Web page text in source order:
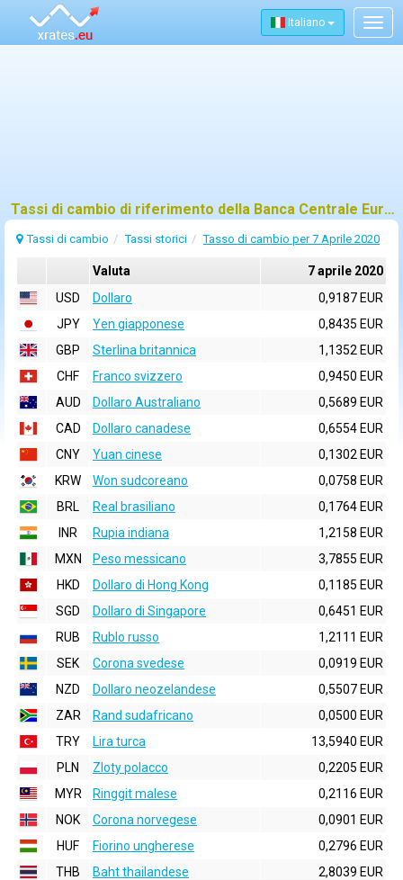
Italiano
Tassi di cambio di riferimento della Banca Centrale Europea (BCE) per 7 aprile 2020
Tassi di cambio Tassi storici Tasso di cambio per 7 Aprile 2020
Valuta
7 aprile 2020
USD
Dollaro
0,9187 EUR
JPY
Yen giapponese
0,8435 EUR
GBP
Sterlina britannica
1,1352 EUR
CHF
Franco svizzero
0,9450 EUR
AUD
Dollaro Australiano
0,5689 EUR
CAD
Dollaro canadese
0,6554 EUR
CNY
Yuan cinese
0,1302 EUR
KRW
Won sudcoreano
0,0758 EUR
BRL
Real brasiliano
0,1764 EUR
INR
Rupia indiana
1,2158 EUR
MXN
Peso messicano
3,7855 EUR
HKD
Dollaro di Hong Kong
0,1185 EUR
SGD
Dollaro di Singapore
0,6451 EUR
RUB
Rublo russo
1,2111 EUR
SEK
Corona svedese
0,0919 EUR
NZD
Dollaro neozelandese
0,5507 EUR
ZAR
Rand sudafricano
0,0500 EUR
TRY
Lira turca
13,5940 EUR
PLN
Zloty polacco
0,2205 EUR
MYR
Ringgit malese
0,2116 EUR
NOK
Corona norvegese
0,0901 EUR
HUF
Fiorino ungherese
0,2796 EUR
THB
Baht thailandese
2,8039 EUR